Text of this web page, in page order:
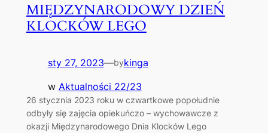
MIĘDZYNARODOWY DZIEŃ
KLOCKÓW LEGO
sty 27, 2023—bykinga
w Aktualności 22/23
26 stycznia 2023 roku w czwartkowe popołudnie
odbyły się zajęcia opiekuńczo – wychowawcze z
okazji Międzynarodowego Dnia Klocków Lego